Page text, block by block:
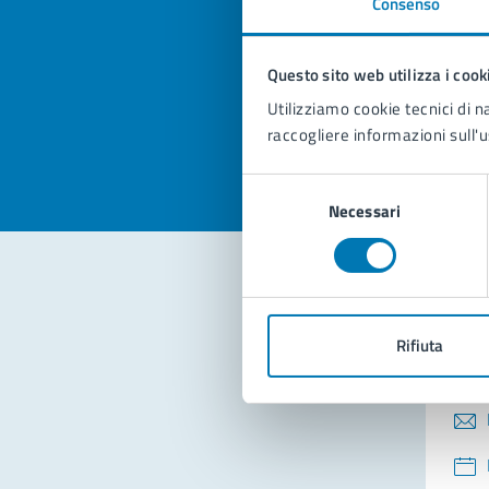
Questo sito web utilizza i
Utilizziamo cookie tecnici di
raccogliere informazioni
consenso
Necessari
Rifiuta